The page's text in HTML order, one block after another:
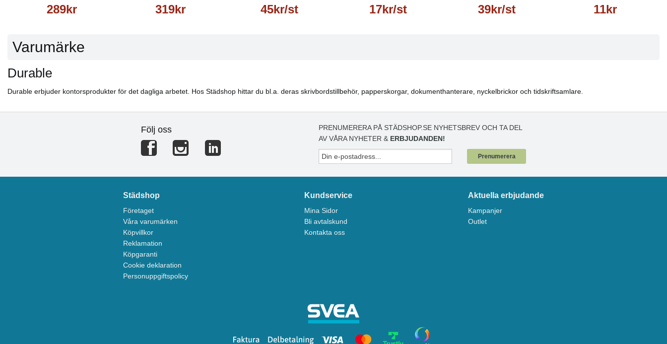
289kr 319kr 45kr/st 17kr/st 39kr/st 11kr
Varumärke
Durable
Durable erbjuder kontorsprodukter för det dagliga arbetet. Hos Städshop hittar du bl.a. deras skrivbordstillbehör, papperskorgar, dokumenthanterare, nyckelbrickor och tidskriftsamlare.
Följ oss
PRENUMERERA PÅ STÄDSHOP.SE NYHETSBREV OCH TA DEL
AV VÅRA NYHETER & ERBJUDANDEN!
Prenumerera
Städshop
Företaget
Våra varumärken
Köpvillkor
Reklamation
Köpgaranti
Cookie deklaration
Personuppgiftspolicy
Kundservice
Mina Sidor
Bli avtalskund
Kontakta oss
Aktuella erbjudande
Kampanjer
Outlet